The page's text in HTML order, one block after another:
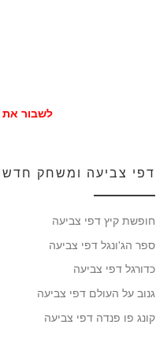
לשבור את
דפי צביעה ומשחק
חופשת קיץ דפי צביעה
ספר הג'ונגל דפי צביעה
כדורגל דפי צביעה
גנוב על העולם דפי צביעה
קונג פו פנדה דפי צביעה